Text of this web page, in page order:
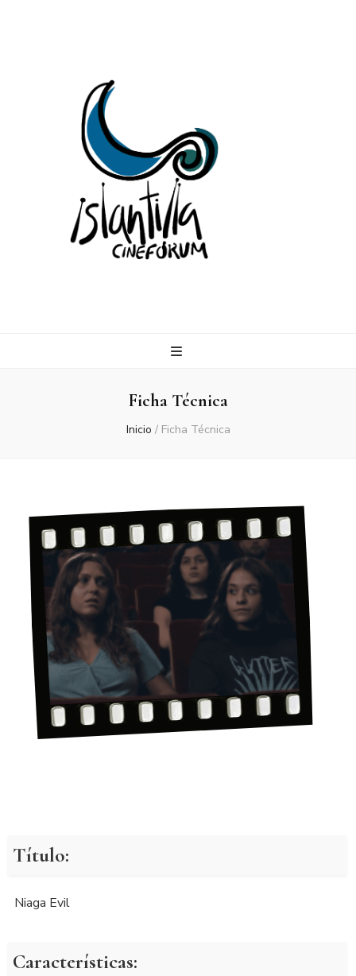
Ficha Técnica
Inicio / Ficha Técnica
Título:
Niaga Evil
Características: